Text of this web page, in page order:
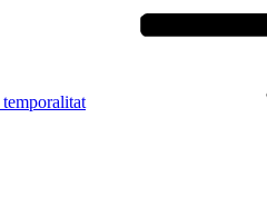
temporalitat